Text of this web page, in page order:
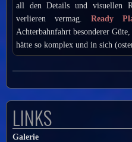
all den Details und visuellen
verlieren vermag.Ready
Achterbahnfahrt besonderer
hätte so komplex und in sich
LINKS
Galerie